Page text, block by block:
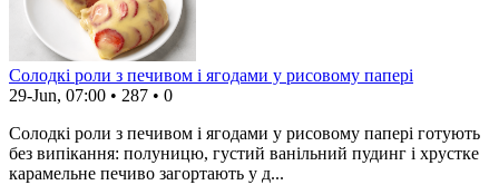
Солодкі роли з печивом і ягодами у рисовому папері
29-Jun, 07:00 • 287 • 0
Солодкі роли з печивом і ягодами у рисовому папері готують
без випікання: полуницю, густий ванільний пудинг і хрустке
карамельне печиво загортають у д...